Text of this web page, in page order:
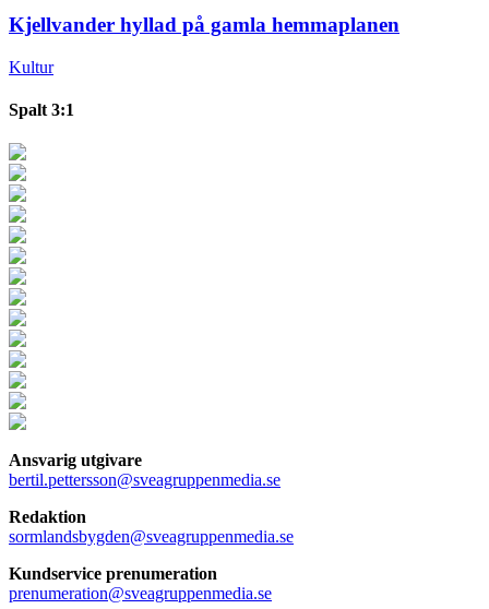
Kjellvander hyllad på gamla hemmaplanen
Kultur
Spalt 3:1
Ansvarig utgivare
bertil.pettersson@sveagruppenmedia.se
Redaktion
sormlandsbygden@sveagruppenmedia.se
Kundservice prenumeration
prenumeration@sveagruppenmedia.se